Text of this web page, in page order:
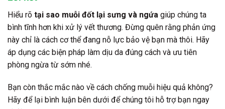
Hiểu rõ tại sao muỗi đốt lại sưng và ngứa giúp chúng ta
bình tĩnh hơn khi xử lý vết thương. Đừng quên rằng phản ứng
này chỉ là cách cơ thể đang nỗ lực bảo vệ bạn mà thôi. Hãy
áp dụng các biện pháp làm dịu da đúng cách và ưu tiên
phòng ngừa từ sớm nhé.
Bạn còn thắc mắc nào về cách chống muỗi hiệu quả không?
Hãy để lại bình luận bên dưới để chúng tôi hỗ trợ bạn ngay